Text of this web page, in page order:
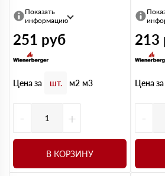
Показать
информацию
251 руб
Цена за шт. м2 м3
- +
В КОРЗИНУ
213
Цена за
-